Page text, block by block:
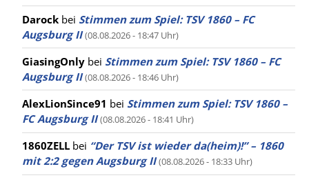
Darock bei Stimmen zum Spiel: TSV 1860 – FC
Augsburg II (08.08.2026 - 18:47 Uhr)
GiasingOnly bei Stimmen zum Spiel: TSV 1860 – FC
Augsburg II (08.08.2026 - 18:46 Uhr)
AlexLionSince91 bei Stimmen zum Spiel: TSV 1860 –
FC Augsburg II (08.08.2026 - 18:41 Uhr)
1860ZELL bei “Der TSV ist wieder da(heim)!” – 1860
mit 2:2 gegen Augsburg II (08.08.2026 - 18:33 Uhr)